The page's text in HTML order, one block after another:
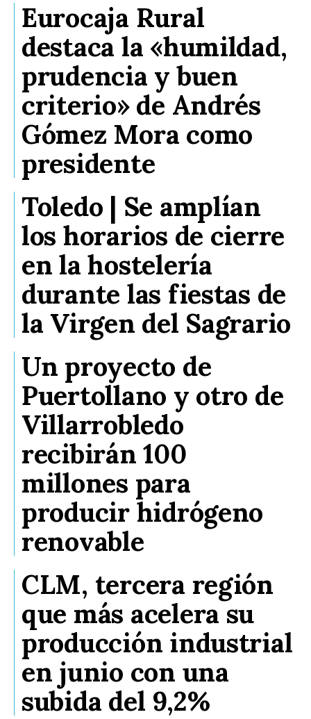
Eurocaja Rural
destaca la «humildad,
prudencia y buen
criterio» de Andrés
Gómez Mora como
presidente
Toledo | Se amplían
los horarios de cierre
en la hostelería
durante las fiestas de
la Virgen del Sagrario
Un proyecto de
Puertollano y otro de
Villarrobledo
recibirán 100
millones para
producir hidrógeno
renovable
CLM, tercera región
que más acelera su
producción industrial
en junio con una
subida del 9,2%